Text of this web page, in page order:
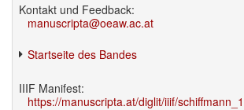
Kontakt und Feedback:
manuscripta@oeaw.ac.at
Startseite des Bandes
IIIF Manifest:
https://manuscripta.at/diglit/iiif/